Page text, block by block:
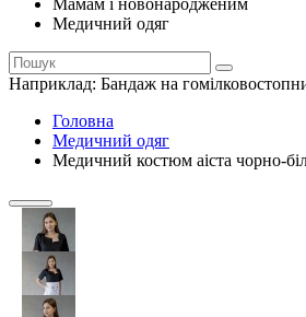
Мамам і новонародженим
Медичний одяг
Наприклад: Бандаж на
Головна
Медичний одяг
Медичний костюм аiста чорно-